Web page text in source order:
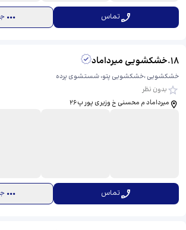
تماس
18
.خشکشویی میرداماد
خشکشویی ،خشکشویی پتو، شستشوی پرده
بدون نظر
میرداماد م محسنی خ وزیری پور پ۲۶
تماس